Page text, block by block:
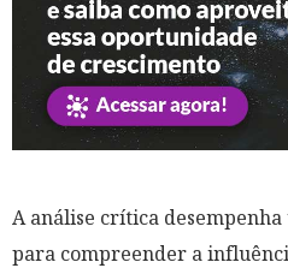
A análise crítica
para compreender a